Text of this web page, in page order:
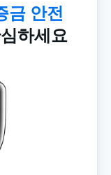
금 안전
하세요